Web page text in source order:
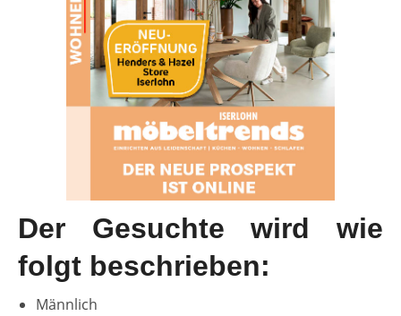
Der Gesuchte wird wie
folgt beschrieben:
Männlich